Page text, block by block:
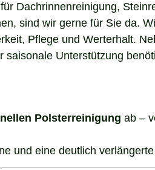
Dachrinnenreinigung,
sind wir gerne für Sie da.
Pflege und Werterhalt.
Unterstützung
Polsterreinigung ab –
und eine deutlich